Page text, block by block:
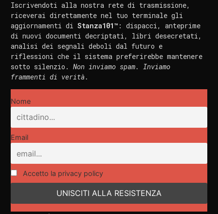
Iscrivendoti alla nostra rete di trasmissione,
riceverai direttamente nel tuo terminale gli
aggiornamenti diStanza101™ : dispacci, anteprime
di nuovi documenti decriptati, libri desecretati,
analisi dei segnali deboli dal futuro e
riflessioni che il sistema preferirebbe mantenere
sotto silenzio.Non inviamo spam. Inviamo
frammenti di verità.
Nome
Email
Accetto la privacy policy